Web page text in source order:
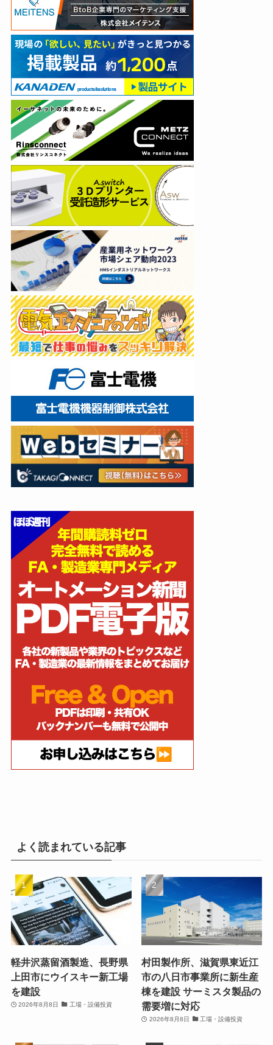
よく読まれている記事
軽井沢蒸留酒製造、長野県
上田市にウイスキー新工場
を建設
2026年8月8日 工場・設備投資
村田製作所、滋賀県東近江
市の八日市事業所に新生産
棟を建設 サーミスタ製品の
需要増に対応
2026年8月8日 工場・設備投資